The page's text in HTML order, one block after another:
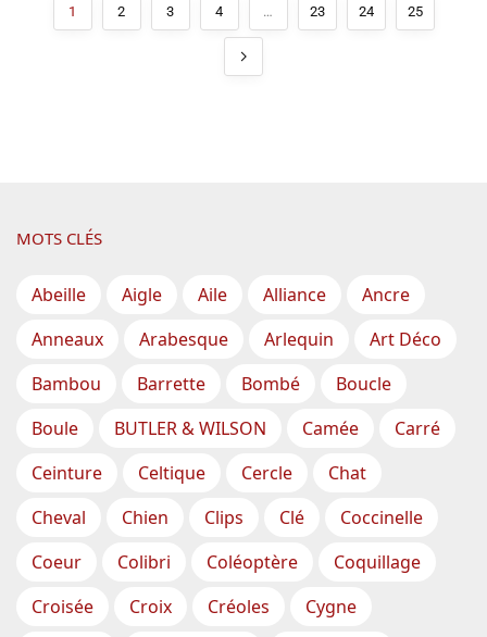
1 2 3 4 … 23 24 25
MOTS CLÉS
Abeille Aigle Aile Alliance
Ancre
Anneaux
Arabesque Arlequin
Art Déco
Bambou
Barrette Bombé
Boucle
Boule
BUTLER & WILSON Camée
Carré
Ceinture
Celtique Cercle
Chat
Cheval
Chien Clips Clé
Coccinelle
Coeur
Colibri Coléoptère
Coquillage
Croisée
Croix Créoles
Cygne